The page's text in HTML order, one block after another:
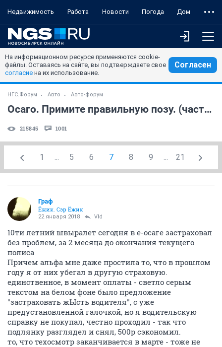
Недвижимость Работа Новости Погода Дом
На информационном ресурсе применяются cookie-
файлы. Оставаясь на сайте, вы подтверждаете свое
согласие на их использование.
Согласен
НГС.Форум Авто Авто-форум
Осаго. Примите правильную позу. (часть 4)
215845 1001
1 ... 5 6 7 8 9 ... 21
Граф
Ёжик. Сэр Ёжик
22 января 2018 Vld
10ти летний швыралет сегодня в е-осаге застраховал
без проблем, за 2 месяца до окончания текущего
полиса
Причем альфа мне даже простила то, что в прошлом
году я от них убегал в другую страховую.
единственное, в момент оплаты - светло серым
текстом на белом фоне было предложение
"застраховать жЫсть водителя", с уже
предустановленной галочкой, но я водительскую
справку не покупал, честно проходил - так что
подлянку разглядел и снял, 500р сэкономил.
то, что техосмотр заканчивается в марте - тоже не